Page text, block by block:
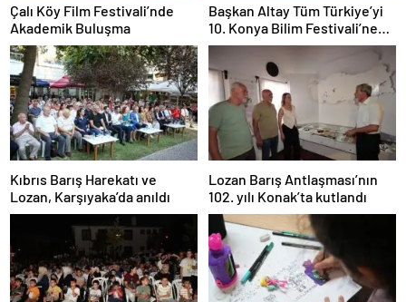
Çalı Köy Film Festivali’nde
Akademik Buluşma
Başkan Altay Tüm Türkiye’yi
10. Konya Bilim Festivali’ne
Davet Etti
Kıbrıs Barış Harekatı ve
Lozan, Karşıyaka’da anıldı
Lozan Barış Antlaşması’nın
102. yılı Konak’ta kutlandı